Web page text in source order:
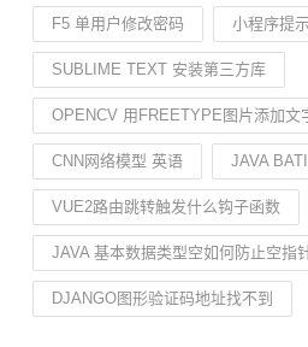
F5 单用户修改密码 小程序提
SUBLIME TEXT 安装第三方库
OPENCV 用FREETYPE图片添加文
CNN网络模型 英语 JAVA
VUE2路由跳转触发什么钩子函数
JAVA 基本数据类型空如何防止空指
DJANGO图形验证码地址找不到